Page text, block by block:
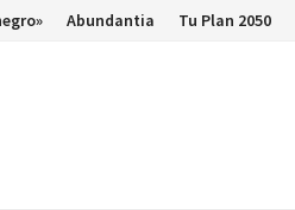
Abundantia Tu Plan 2050